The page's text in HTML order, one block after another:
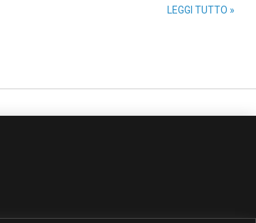
LEGGI TUTTO »